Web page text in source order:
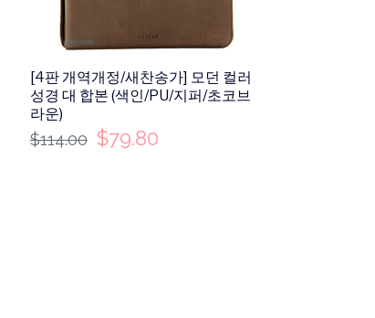
[4판 개역개정/새찬송가] 모던 컬러
성경 대 합본 (색인/PU/지퍼/초코브
라운)
$114.00 $79.80